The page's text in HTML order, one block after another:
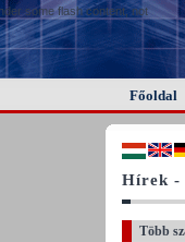
some flash content, not
Főoldal
Hírek -
Több